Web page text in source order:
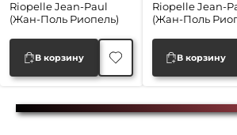
Riopelle Jean-Paul
(Жан-Поль Риопель)
В корзину
Riopelle Jean-
(Жан-Поль
В корзину